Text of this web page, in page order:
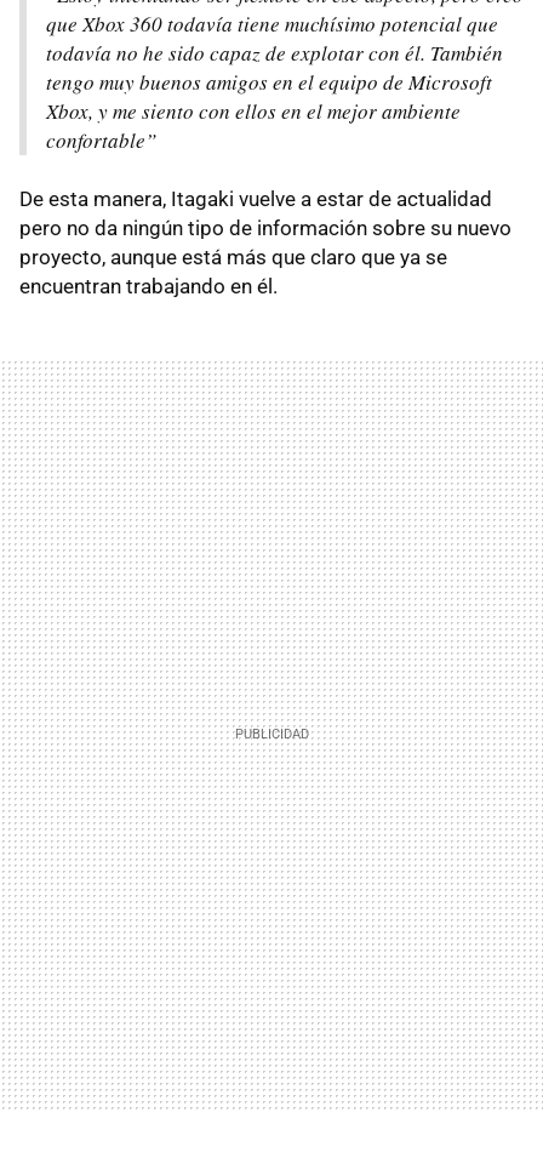
que Xbox 360 todavía tiene muchísimo potencial que
todavía no he sido capaz de explotar con él. También
tengo muy buenos amigos en el equipo de Microsoft
Xbox, y me siento con ellos en el mejor ambiente
confortable”
De esta manera, Itagaki vuelve a estar de actualidad
pero no da ningún tipo de información sobre su nuevo
proyecto, aunque está más que claro que ya se
encuentran trabajando en él.